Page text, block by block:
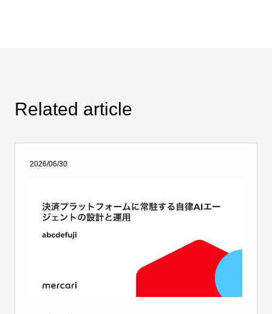
Related article
2026/06/30